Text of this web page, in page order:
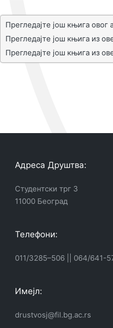
Прегледајте још књига овог
Прегледајте још књига из
Прегледајте још књига из
Адреса Друштва:
Студентски трг 3
11000 Београд
Телефони:
011/3285–506 064/641-
Имејл:
drustvosj@fil.bg.ac.rs